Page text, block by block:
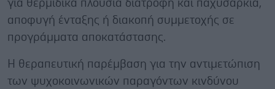
για θερμιδικά πλούσια διατροφή και παχυσαρκία,
αποφυγή ένταξης ή διακοπή συμμετοχής σε
προγράμματα αποκατάστασης.
Η θεραπευτική παρέμβαση για την αντιμετώπιση
των ψυχοκοινωνικών παραγόντων κινδύνου